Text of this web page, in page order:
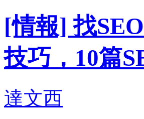
[情報] 找
技巧，10篇
達文西